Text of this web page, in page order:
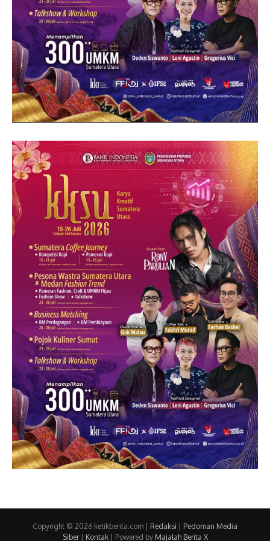
Copyright © 2026 ketikberita.com | Redaksi
Pedoman Media
Siber| Kontak| Powered by Majalah Berita X